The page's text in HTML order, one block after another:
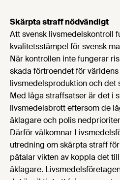
Skärpta straff nödvändigt
Att svensk livsmedelskontroll
kvalitetsstämpel för svensk
När kontrollen inte fungerar
skada förtroendet för
livsmedelsproduktion och det
Med låga straffsatser är det i
livsmedelsbrott eftersom de
åklagare och polis
Därför välkomnar
utredning om skärpta straff
påtalar vikten av koppla det
åklagare.